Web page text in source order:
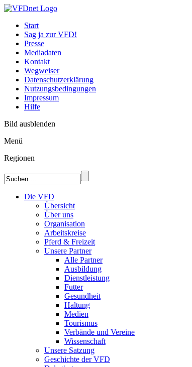
Start
Sag ja zur VFD!
Presse
Mediadaten
Kontakt
Wegweiser
Datenschutzerklärung
Nutzungsbedingungen
Impressum
Hilfe
Bild ausblenden
Menü
Regionen
Die VFD
Übersicht
Über uns
Organisation
Arbeitskreise
Pferd & Freizeit
Unsere Partner
Alle Partner
Ausbildung
Dienstleistung
Futter
Gesundheit
Haltung
Medien
Tourismus
Verbände und Vereine
Wissenschaft
Unsere Satzung
Geschichte der VFD